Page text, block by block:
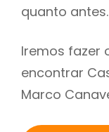
quanto antes.
Iremos fazer
encontrar
Marco